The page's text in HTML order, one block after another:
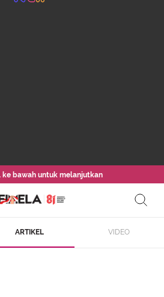
ke bawah untuk melanjutkan
ARTIKEL VIDEO